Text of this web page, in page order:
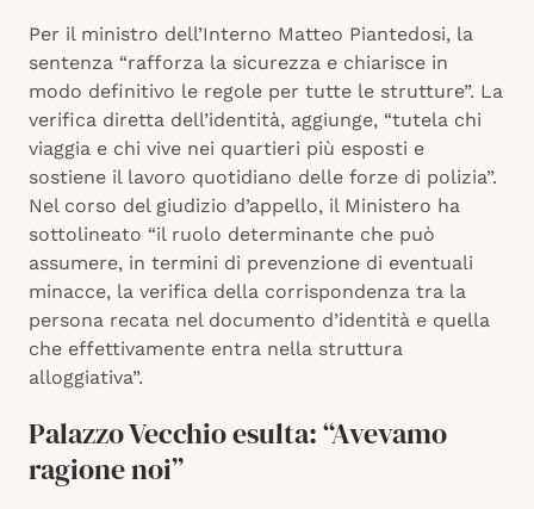
Per il ministro dell’Interno Matteo Piantedosi, la
sentenza “rafforza la sicurezza e chiarisce in
modo definitivo le regole per tutte le strutture”. La
verifica diretta dell’identità, aggiunge, “tutela chi
viaggia e chi vive nei quartieri più esposti e
sostiene il lavoro quotidiano delle forze di polizia”.
Nel corso del giudizio d’appello, il Ministero ha
sottolineato “il ruolo determinante che può
assumere, in termini di prevenzione di eventuali
minacce, la verifica della corrispondenza tra la
persona recata nel documento d’identità e quella
che effettivamente entra nella struttura
alloggiativa”.
Palazzo Vecchio esulta: “Avevamo
ragione noi”